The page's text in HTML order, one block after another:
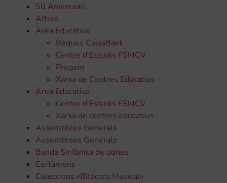
50 Aniversari
Altres
Àrea Educativa
Beques CaixaBank
Centre d'Estudis FSMCV
Progem
Xarxa de Centres Educatius
Àrea Educativa
Centre d'Estudis FSMCV
Xarxa de centres educatius
Assemblees Generals
Assemblees Generals
Banda Sinfònica de dones
Certàmens
Coleccions «Bitàcora Musical»